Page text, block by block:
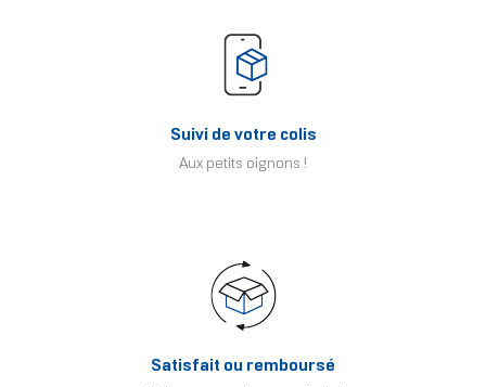
Suivi de votre colis
Aux petits oignons !
Satisfait ou remboursé